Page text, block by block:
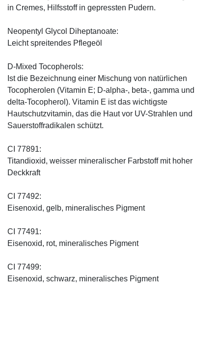
in Cremes, Hilfsstoff in gepressten Pudern.
Neopentyl Glycol Diheptanoate:
Leicht spreitendes Pflegeöl
D-Mixed Tocopherols:
Ist die Bezeichnung einer Mischung von natürlichen
Tocopherolen (Vitamin E; D-alpha-, beta-, gamma und
delta-Tocopherol). Vitamin E ist das wichtigste
Hautschutzvitamin, das die Haut vor UV-Strahlen und
Sauerstoffradikalen schützt.
CI 77891:
Titandioxid, weisser mineralischer Farbstoff mit hoher
Deckkraft
CI 77492:
Eisenoxid, gelb, mineralisches Pigment
CI 77491:
Eisenoxid, rot, mineralisches Pigment
CI 77499:
Eisenoxid, schwarz, mineralisches Pigment